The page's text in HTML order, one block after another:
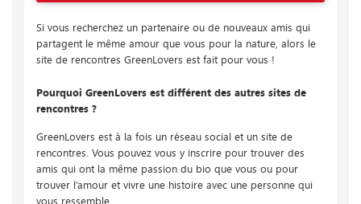
Si vous recherchez un partenaire ou de nouveaux amis qui
partagent le même amour que vous pour la nature, alors le
site de rencontres GreenLovers est fait pour vous !
Pourquoi GreenLovers est différent des autres sites de
rencontres ?
GreenLovers est à la fois un réseau social et un site de
rencontres. Vous pouvez vous y inscrire pour trouver des
amis qui ont la même passion du bio que vous ou pour
trouver l’amour et vivre une histoire avec une personne qui
vous ressemble.